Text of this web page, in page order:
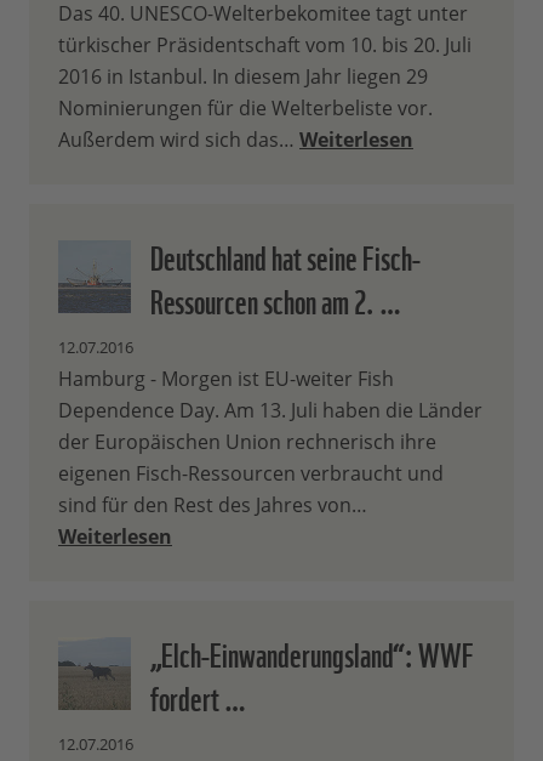
Das 40. UNESCO-Welterbekomitee tagt unter
türkischer Präsidentschaft vom 10. bis 20. Juli
2016 in Istanbul. In diesem Jahr liegen 29
Nominierungen für die Welterbeliste vor.
Außerdem wird sich das… Weiterlesen
Deutschland hat seine Fisch-
Ressourcen schon am 2. …
12.07.2016
Hamburg - Morgen ist EU-weiter Fish
Dependence Day. Am 13. Juli haben die Länder
der Europäischen Union rechnerisch ihre
eigenen Fisch-Ressourcen verbraucht und
sind für den Rest des Jahres von…
Weiterlesen
„Elch-Einwanderungsland“: WWF
fordert …
12.07.2016